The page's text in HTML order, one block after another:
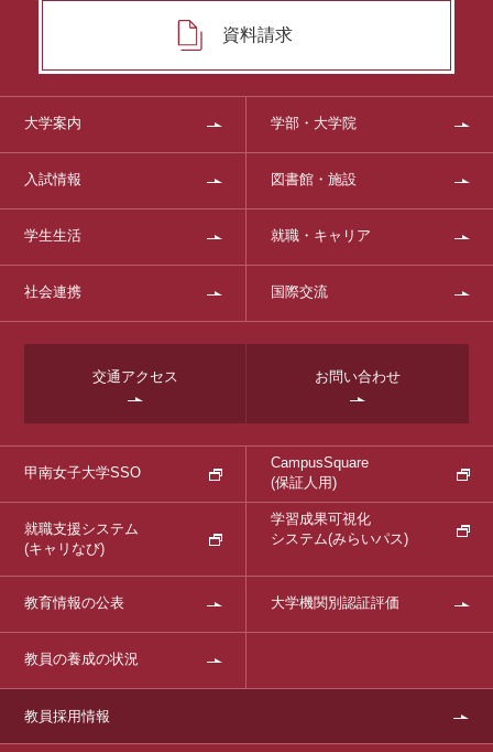
資料請求
大学案内 学部・大学院
入試情報 図書館・施設
学生生活 就職・キャリア
社会連携 国際交流
交通アクセス お問い合わせ
甲南女子大学SSO
CampusSquare
(保証人用)
就職支援システム
(キャリなび)
学習成果可視化
システム(みらいパス)
教育情報の公表 大学機関別認証評価
教員の養成の状況
教員採用情報